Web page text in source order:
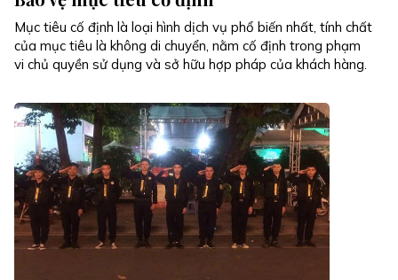
Mục tiêu cố định là loại hình dịch vụ phổ biến nhất, tính chất
của mục tiêu là không di chuyển, nằm cố định trong phạm
vi chủ quyền sử dụng và sở hữu hợp pháp của khách hàng.